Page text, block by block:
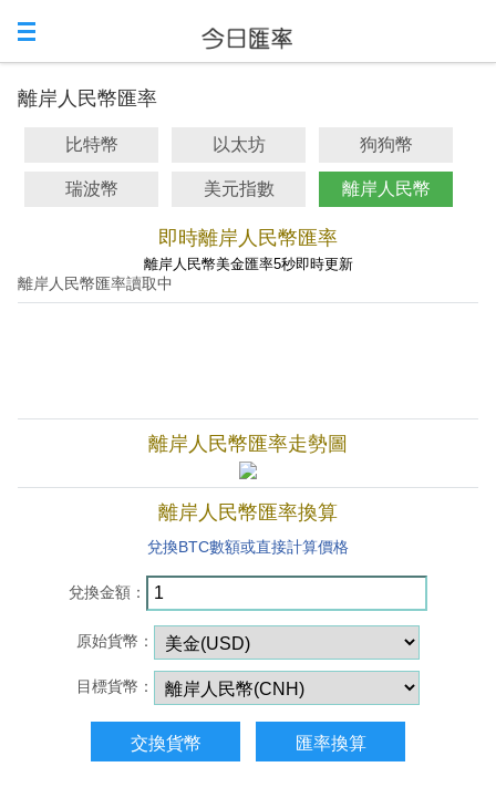
離岸人民幣匯率
比特幣 以太坊 狗狗幣
瑞波幣 美元指數 離岸人民幣
即時離岸人民幣匯率
離岸人民幣美金匯率5秒即時更新
離岸人民幣匯率讀取中
離岸人民幣匯率走勢圖
離岸人民幣匯率換算
兌換BTC數額或直接計算價格
兌換金額：
原始貨幣：
目標貨幣：